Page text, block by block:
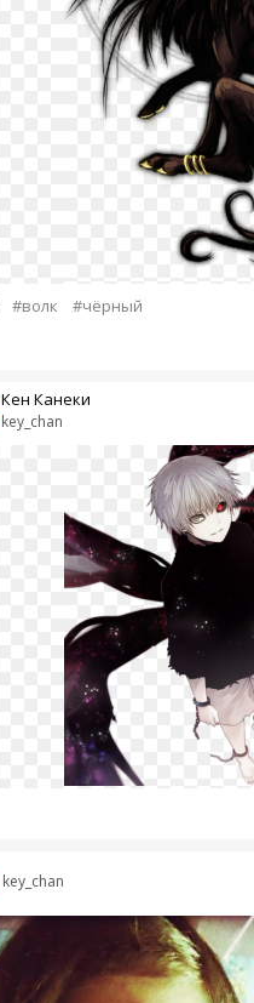
#волк #чёрный
key_chan
Кен Канеки
key_chan